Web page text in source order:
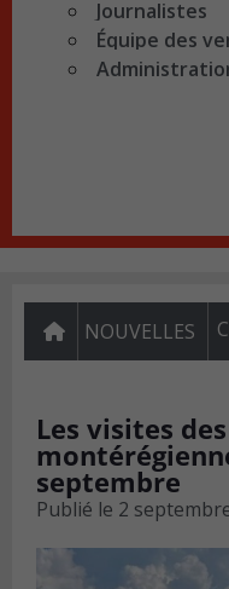
Journalistes
Équipe des
NOUVELLES
Les visites
septembre
Publié le 2